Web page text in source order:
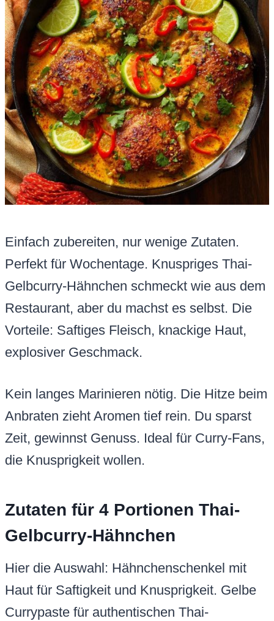
Einfach zubereiten, nur wenige Zutaten.
Perfekt für Wochentage. Knuspriges Thai-
Gelbcurry-Hähnchen schmeckt wie aus dem
Restaurant, aber du machst es selbst. Die
Vorteile: Saftiges Fleisch, knackige Haut,
explosiver Geschmack.
Kein langes Marinieren nötig. Die Hitze beim
Anbraten zieht Aromen tief rein. Du sparst
Zeit, gewinnst Genuss. Ideal für Curry-Fans,
die Knusprigkeit wollen.
Zutaten für 4 Portionen Thai-
Gelbcurry-Hähnchen
Hier die Auswahl: Hähnchenschenkel mit
Haut für Saftigkeit und Knusprigkeit. Gelbe
Currypaste für authentischen Thai-